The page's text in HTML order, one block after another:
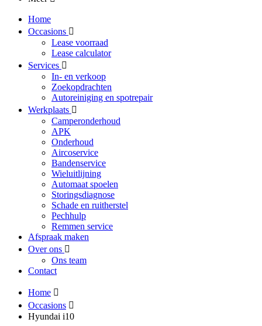
Home
Occasions
Lease voorraad
Lease calculator
Services
In- en verkoop
Zoekopdrachten
Autoreiniging en spotrepair
Werkplaats
Camperonderhoud
APK
Onderhoud
Aircoservice
Bandenservice
Wieluitlijning
Automaat spoelen
Storingsdiagnose
Schade en ruitherstel
Pechhulp
Remmen service
Afspraak maken
Over ons
Ons team
Contact
Home
Occasions
Hyundai i10